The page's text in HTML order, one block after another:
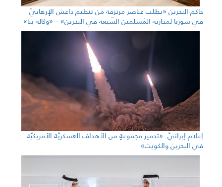
حاكم البحرين «يطلب عناصر مرتزقة من تنظيم داعش الإرهابيّ
في سوريا لمحاربة المُسلمين الشّيعة في البحرين» – «وكالة بنا»
إعلام إيرانيّ: «تدمير مجموعةٍ من الأهداف العسكريّة الأمريكيّة
في البحرين والكويت»